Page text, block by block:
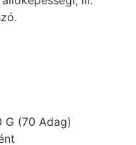
G (70 Adag)